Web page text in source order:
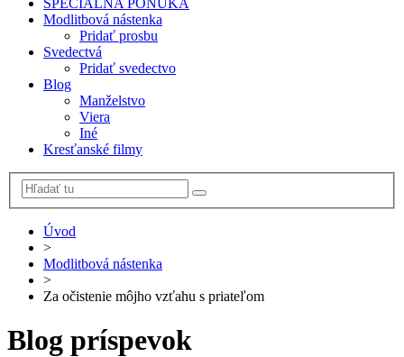
ŠPECIÁLNA PONUKA
Modlitbová nástenka
Pridať prosbu
Svedectvá
Pridať svedectvo
Blog
Manželstvo
Viera
Iné
Kresťanské filmy
Úvod
>
Modlitbová nástenka
>
Za očistenie môjho vzťahu s priateľom
Blog príspevok